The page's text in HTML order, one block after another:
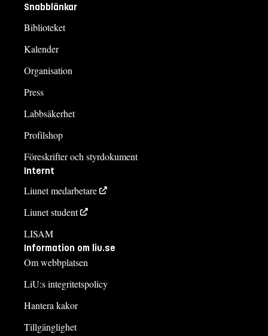
Snabblänkar
Biblioteket
Kalender
Organisation
Press
Labbsäkerhet
Profilshop
Föreskrifter och styrdokument
Internt
Liunet medarbetare
Liunet student
LISAM
Information om liu.se
Om webbplatsen
LiU:s integritetspolicy
Hantera kakor
Tillgänglighet